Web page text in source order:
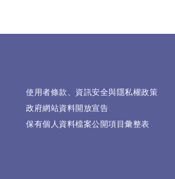
使用者條款、資訊安全與隱私權政策
政府網站資料開放宣告
保有個人資料檔案公開項目彙整表